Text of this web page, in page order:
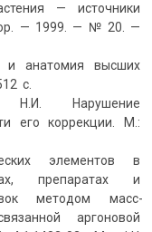
— источники
— 1999. — № 20. —
и анатомия высших
с.
Н.И.
Нарушение
его коррекции. М.:
элементов в
препаратах и
методом масс-
аргоновой